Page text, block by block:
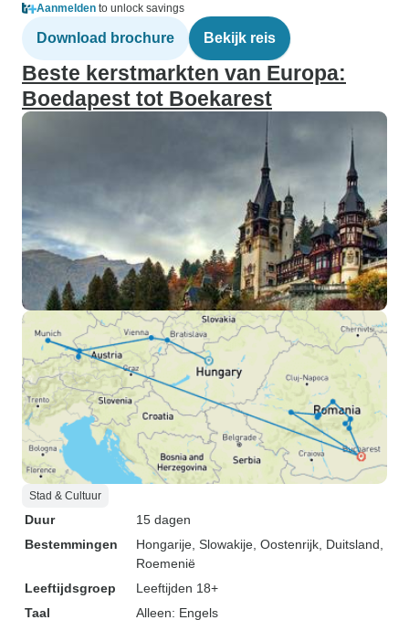
Aanmelden to unlock savings
Download brochure Bekijk reis
Beste kerstmarkten van Europa:
Boedapest tot Boekarest
Stad & Cultuur
Duur
15 dagen
Bestemmingen
Hongarije , Slowakije , Oostenrijk , Duitsland
Roemenië
Leeftijdsgroep
Leeftijden 18+
Taal
Alleen: Engels